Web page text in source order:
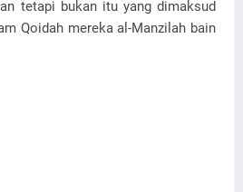
tetapi bukan itu yang dimaksud
Qoidah mereka al-Manzilah bain